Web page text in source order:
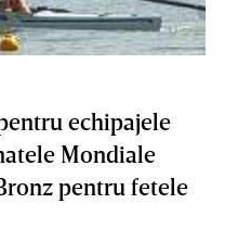
echipajele
Mondiale
pentru fetele